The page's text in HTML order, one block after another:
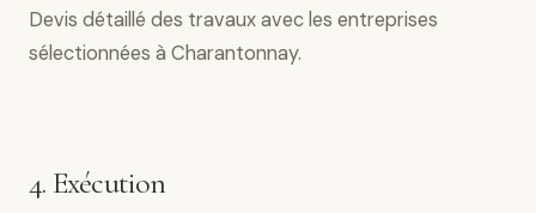
Devis détaillé des travaux avec les entreprises
sélectionnées à Charantonnay.
4. Exécution